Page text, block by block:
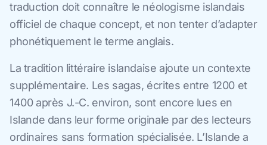
traduction doit connaître le néologisme islandais
officiel de chaque concept, et non tenter d’adapter
phonétiquement le terme anglais.
La tradition littéraire islandaise ajoute un contexte
supplémentaire. Les sagas, écrites entre 1200 et
1400 après J.-C. environ, sont encore lues en
Islande dans leur forme originale par des lecteurs
ordinaires sans formation spécialisée. L’Islande a